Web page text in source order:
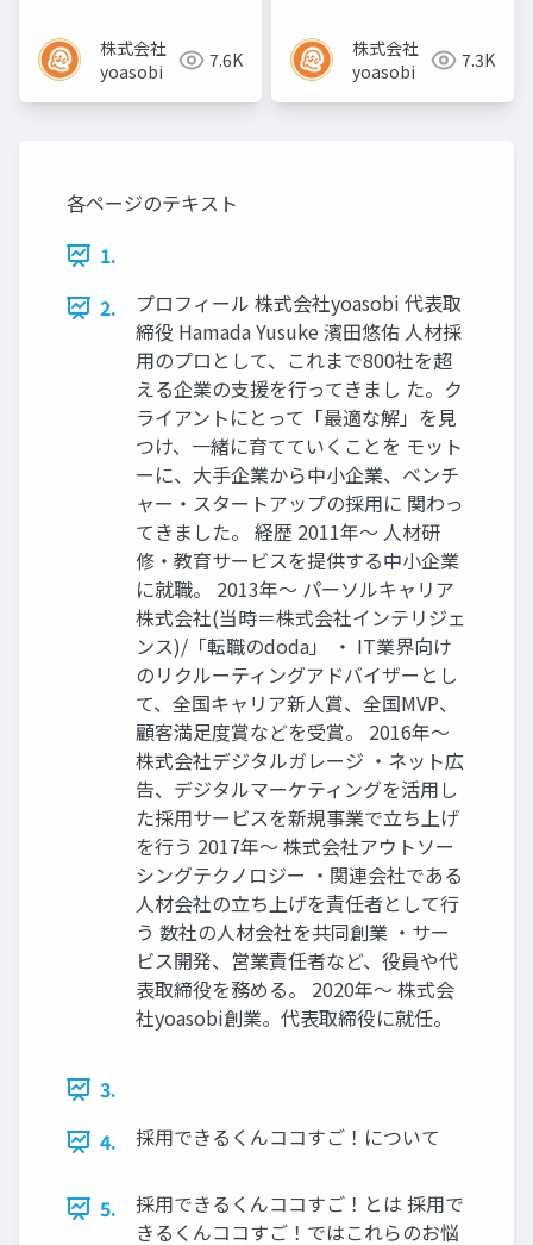
株式会社
yoasobi
7.6K
株式会社
yoasobi
7.3K
各ページのテキスト
1.
2.
プロフィール 株式会社yoasobi 代表取
締役 Hamada Yusuke 濱田悠佑 人材採
用のプロとして、これまで800社を超
える企業の支援を行ってきまし た。ク
ライアントにとって「最適な解」を見
つけ、一緒に育てていくことを モット
ーに、大手企業から中小企業、ベンチ
ャー・スタートアップの採用に 関わっ
てきました。 経歴 2011年〜 人材研
修・教育サービスを提供する中小企業
に就職。 2013年〜 パーソルキャリア
株式会社(当時＝株式会社インテリジェ
ンス)/「転職のdoda」 ・ IT業界向け
のリクルーティングアドバイザーとし
て、全国キャリア新人賞、全国MVP、
顧客満足度賞などを受賞。 2016年〜
株式会社デジタルガレージ ・ネット広
告、デジタルマーケティングを活用し
た採用サービスを新規事業で立ち上げ
を行う 2017年〜 株式会社アウトソー
シングテクノロジー ・関連会社である
人材会社の立ち上げを責任者として行
う 数社の人材会社を共同創業 ・サー
ビス開発、営業責任者など、役員や代
表取締役を務める。 2020年〜 株式会
社yoasobi創業。代表取締役に就任。
3.
4.
採用できるくんココすご！について
5.
採用できるくんココすご！とは 採用で
きるくんココすご！ではこれらのお悩